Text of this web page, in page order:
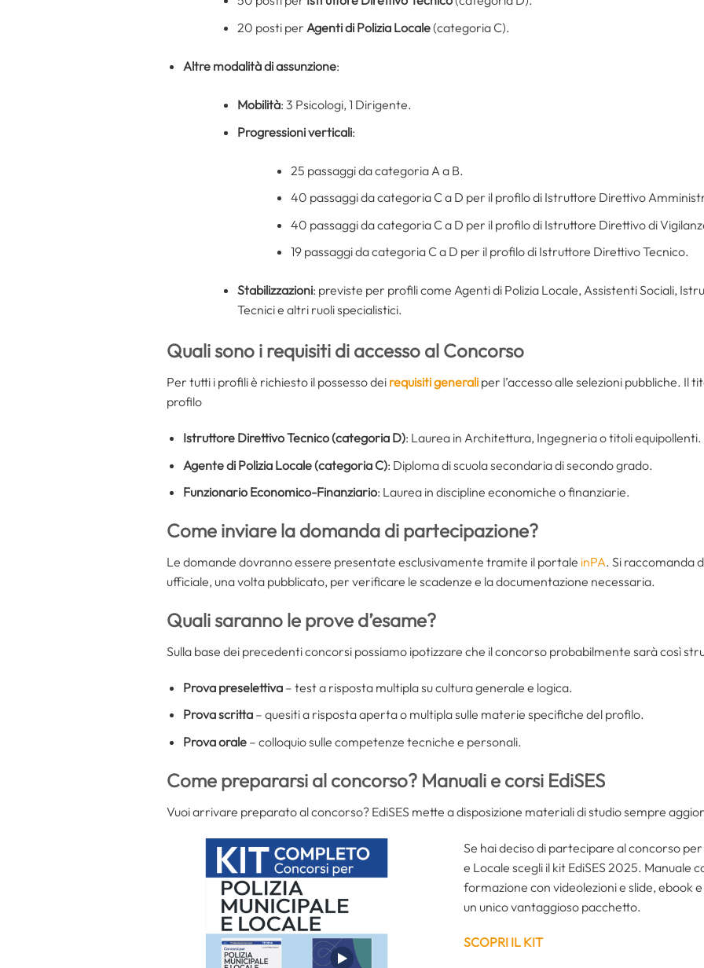
20 posti per Agenti di Polizia Locale(categoria C).
Altre modalità di assunzione:
Mobilità: 3 Psicologi, 1 Dirigente.
Progressioni verticali:
25 passaggi da categoria A a B.
40 passaggi da categoria C a D per il profilo di Istruttore Direttivo
40 passaggi da categoria C a D per il profilo di Istruttore Direttivo di
19 passaggi da categoria C a D per il profilo di Istruttore Direttivo Tecnico.
Stabilizzazioni: previste per profili come Agenti di Polizia Locale, Assistenti Sociali,
Tecnici e altri ruoli specialistici.
Quali sono i requisiti di accesso al Concorso
Per tutti i profili è richiesto il possesso dei requisiti generali per l’accesso alle selezioni pubbliche. Il
profilo
Istruttore Direttivo Tecnico (categoria D): Laurea in Architettura, Ingegneria o titoli equipollenti.
Agente di Polizia Locale (categoria C): Diploma di scuola secondaria di secondo grado.
Funzionario Economico-Finanziario: Laurea in discipline economiche o finanziarie.
Come inviare la domanda di partecipazione?
Le domande dovranno essere presentate esclusivamente tramite il portale inPA. Si raccomanda
ufficiale, una volta pubblicato, per verificare le scadenze e la documentazione necessaria.
Quali saranno le prove d’esame?
Sulla base dei precedenti concorsi possiamo ipotizzare che il concorso probabilmente sarà così
Prova preselettiva– test a risposta multipla su cultura generale e logica.
Prova scritta– quesiti a risposta aperta o multipla sulle materie specifiche del profilo.
Prova orale– colloquio sulle competenze tecniche e personali.
Come prepararsi al concorso? Manuali e corsi EdiSES
Vuoi arrivare preparato al concorso? EdiSES mette a disposizione materiali di studio sempre
Se hai deciso di partecipare al concorso
e Locale scegli il kit EdiSES 2025. Manuale
formazione con videolezioni e slide, ebook
un unico vantaggioso pacchetto.
SCOPRI IL KIT